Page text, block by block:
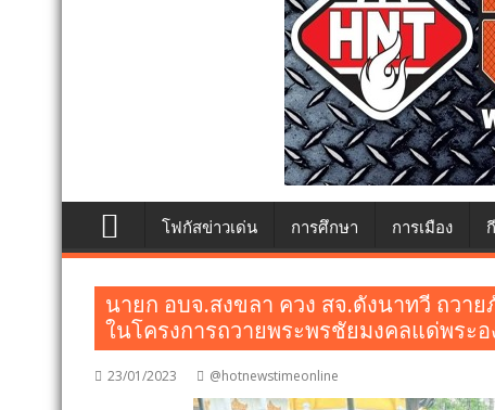
โฟกัสข่าวเด่น การศึกษา การเมือง
นายก อบจ.สงขลา ควง สจ.ดังนาทวี ถว
ในโครงการถวายพระพรชัยมงคลแด่พระ
23/01/2023 @hotnewstimeonline